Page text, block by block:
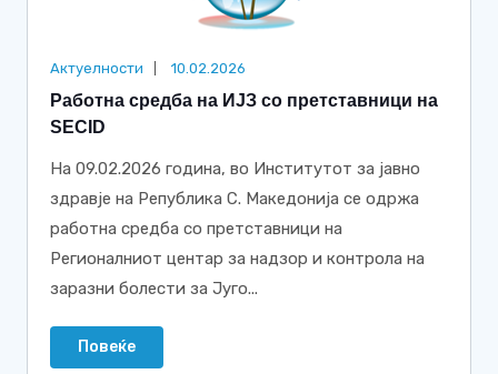
Актуелности 10.02.2026
Работна средба на ИЈЗ со претставници на
SECID
На 09.02.2026 година, во Институтот за јавно
здравје на Република С. Македонија се одржа
работна средба со претставници на
Регионалниот центар за надзор и контрола на
заразни болести за Југо...
Повеќе